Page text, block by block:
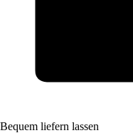
Bequem liefern lassen